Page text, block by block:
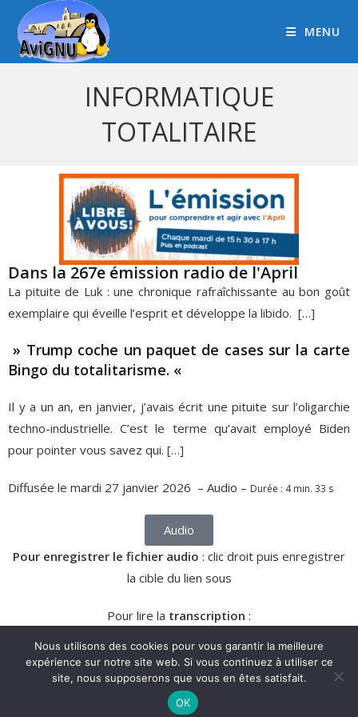
MENU
INFORMATIQUE
TOTALITAIRE
Dans la 267e émission radio de l'April
La pituite de Luk : une chronique rafraîchissante au bon goût
exemplaire qui éveille l’esprit et développe la libido. […]
» Trump coche un paquet de cases sur la carte
Bingo du totalitarisme. «
Il y a un an, en janvier, j’avais écrit une pituite sur l’oligarchie
techno-industrielle. C’est le terme qu’avait employé Biden
pour pointer vous savez qui. […]
Diffusée le mardi 27 janvier 2026 – Audio – Durée : 4 min. 33 s
Audio
Pour enregistrer le fichier audio : clic droit puis enregistrer
la cible du lien sous
Pour lire la transcription :
Texte
AVIGNU.COM © COPYRIGHT 2026 | RÉALISATION
CDENIS.COM
Nous utilisons des cookies pour vous garantir la meilleure
expérience sur notre site web. Si vous continuez à utiliser ce
site, nous supposerons que vous en êtes satisfait.
OK